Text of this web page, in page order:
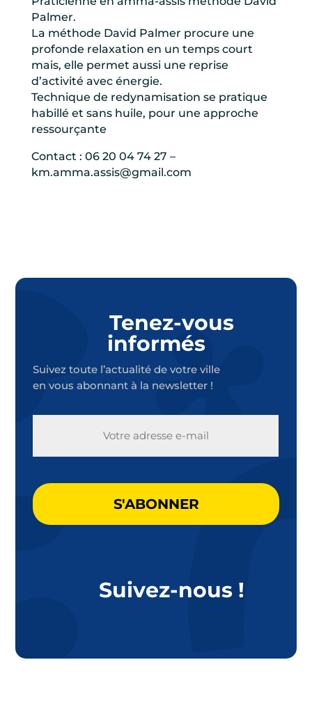
Palmer.
La méthode David Palmer procure une
profonde relaxation en un temps court
mais, elle permet aussi une reprise
d’activité avec énergie.
Technique de redynamisation se pratique
habillé et sans huile, pour une approche
ressourçante
Contact : 06 20 04 74 27 –
km.amma.assis@gmail.com
Tenez-vous
informés
Suivez toute l’actualité de votre ville
en vous abonnant à la newsletter !
Suivez-nous !